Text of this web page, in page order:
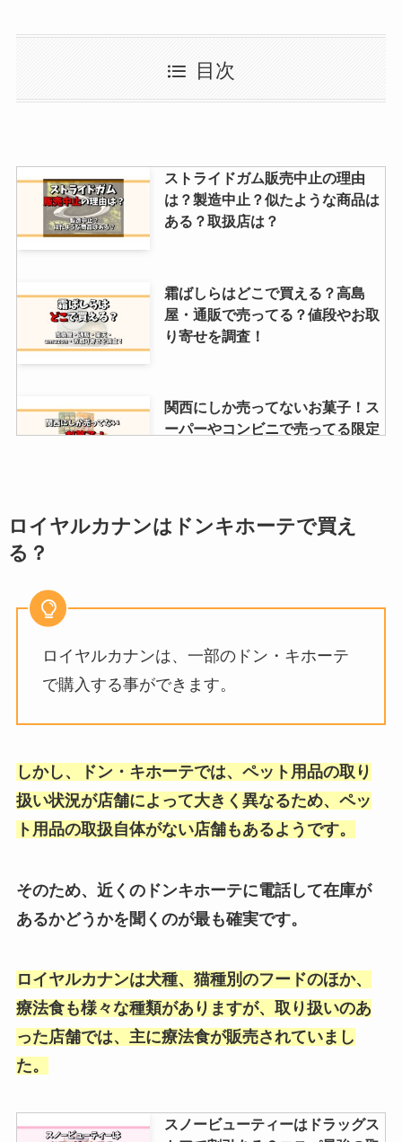
売中止？ネット・公式など購入で
きる店があるか調査！
jcbギフトカードを買える場所
は？コンビニやイオンは？商品券
の販売店解説
大きい紙袋はホームセンターに売
ってる？売ってる場所は？値段や
相場も解説
ダンベルはどこで買う？ドンキな
ど売ってる場所は？選び方や安く
買う方法を解説
場所！ロフト限定はどこで買え
い？販売終了はなぜ？似た代替品
のお菓子も紹介
い？販売中止？第二世代との違い
は？値段も調査
目次
ストライドガム販売中止の理由
は？製造中止？似たような商品は
ある？取扱店は？
霜ばしらはどこで買える？高島
屋・通販で売ってる？値段やお取
り寄せを調査！
関西にしか売ってないお菓子！ス
ーパーやコンビニで売ってる限定
消しカスクリーナーが売ってる場
てる？ニトリ・ドンキホーテ・
100均・東急ハンズなど調査！
売終了？どこで売ってる？箱買い
できる販売店はある？
る？販売中止の理由は？ドンキや
自販機で売ってるって本当？
トランシーノは販売中止？なぜ？
amazonで買える？薬局は安い？
値段も調査
ない？ヨドバシや3コインズでも
買える？入荷日も調査
ロイヤルカナンはドンキホーテで買え
る？
ロイヤルカナンは、一部のドン・キホーテ
で購入する事ができます。
しかし、ドン・キホーテでは、ペット用品の取り
扱い状況が店舗によって大きく異なるため、ペッ
ト用品の取扱自体がない店舗もあるようです。
そのため、近くのドンキホーテに電話して在庫が
あるかどうかを聞くのが最も確実です。
ロイヤルカナンは犬種、猫種別のフードのほか、
療法食も様々な種類がありますが、取り扱いのあ
った店舗では、主に療法食が販売されていまし
た。
スノービューティーはドラッグス